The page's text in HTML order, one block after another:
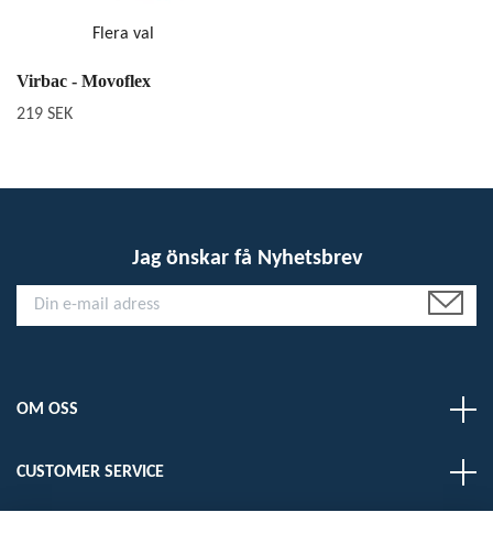
Flera val
Virbac - Movoflex
219 SEK
Jag önskar få Nyhetsbrev
OM OSS
CUSTOMER SERVICE